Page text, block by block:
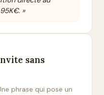
»
sans
phrase qui pose un